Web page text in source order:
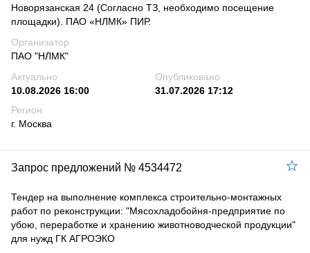
Новорязанская 24 (Согласно ТЗ, необходимо посещение
площадки). ПАО «НЛМК» ПИР.
Организатор
ПАО "НЛМК"
Актуально
10.08.2026 16:00
Опубликовано
31.07.2026 17:12
Регион
г. Москва
Запрос предложений № 4534472
Тендер на выполнение комплекса строительно-монтажных
работ по реконструкции: "Мясохладобойня-предприятие по
убою, переработке и хранению животноводческой продукции"
для нужд ГК АГРОЭКО